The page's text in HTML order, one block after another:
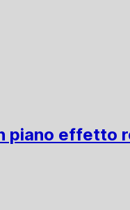
piano effetto